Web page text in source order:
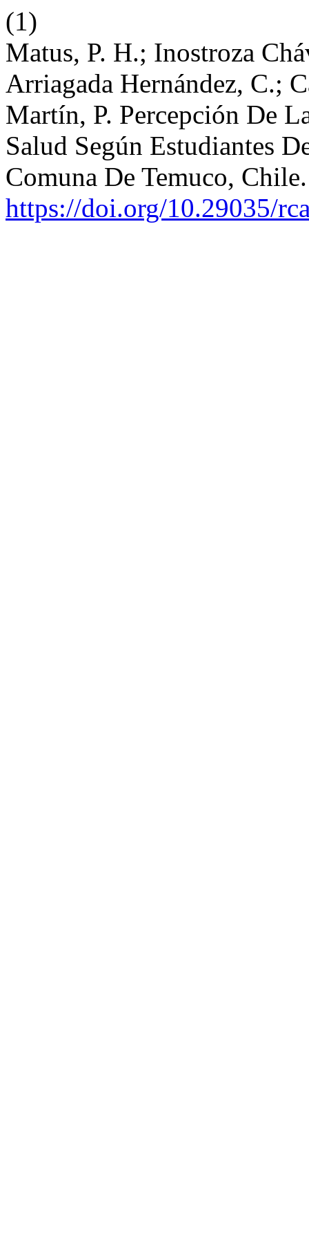
(1)
Matus, P. H.; Inostroza
Arriagada Hernández, C.;
Martín, P. Percepción De
Salud Según Estudiantes
Comuna De Temuco,
https://doi.org/10.29035/